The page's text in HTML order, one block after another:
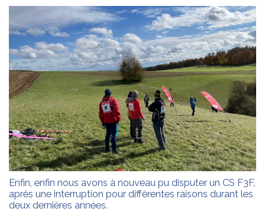
Enfin, enfin nous avons à nouveau pu disputer un CS F3F,
après une interruption pour différentes raisons durant les
deux dernières années.